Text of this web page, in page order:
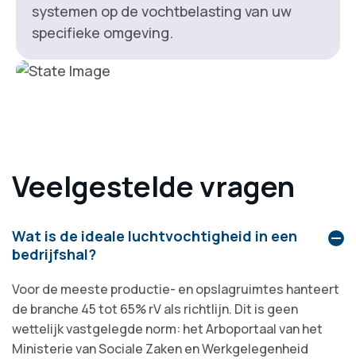
systemen op de vochtbelasting van uw
specifieke omgeving.
Veelgestelde vragen
Wat is de ideale luchtvochtigheid in een
bedrijfshal?
Voor de meeste productie- en opslagruimtes hanteert
de branche 45 tot 65% rV als richtlijn. Dit is geen
wettelijk vastgelegde norm: het Arboportaal van het
Ministerie van Sociale Zaken en Werkgelegenheid